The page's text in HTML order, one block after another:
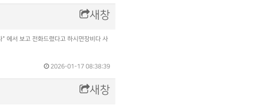
새창
에서 보고 전화드렸다고 하시면장비다 사
2026-01-17 08:38:39
새창